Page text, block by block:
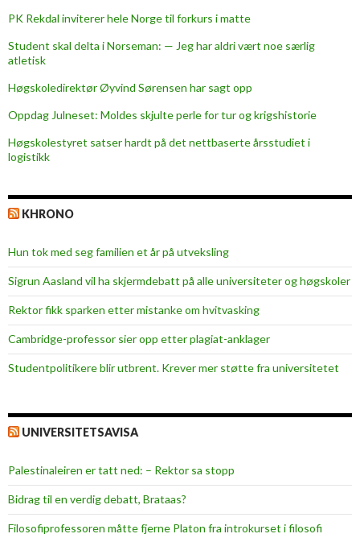
u
b
i
e
r
g
PK Rekdal inviterer hele Norge til forkurs i matte
Student skal delta i Norseman: — Jeg har aldri vært noe særlig
atletisk
Høgskoledirektør Øyvind Sørensen har sagt opp
Oppdag Julneset: Moldes skjulte perle for tur og krigshistorie
Høgskolestyret satser hardt på det nettbaserte årsstudiet i
logistikk
KHRONO
Hun tok med seg familien et år på utveksling
Sigrun Aasland vil ha skjerm­debatt på alle universiteter og høgskoler
Rektor fikk sparken etter mistanke om hvitvasking
Cambridge-professor sier opp etter plagiat-anklager
Studentpolitikere blir utbrent. Krever mer støtte fra universitetet
UNIVERSITETSAVISA
Palestinaleiren er tatt ned: – Rektor sa stopp
Bidrag til en verdig debatt, Brataas?
Filosofiprofessoren måtte fjerne Platon fra introkurset i filosofi